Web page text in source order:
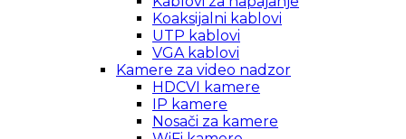
Koaksijalni kablovi
UTP kablovi
VGA kablovi
Kamere za video nadzor
HDCVI kamere
IP kamere
Nosači za kamere